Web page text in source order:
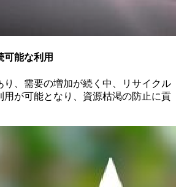
可能な利用
り、需要の増加が続く中、リサイクル
用が可能となり、資源枯渇の防止に貢